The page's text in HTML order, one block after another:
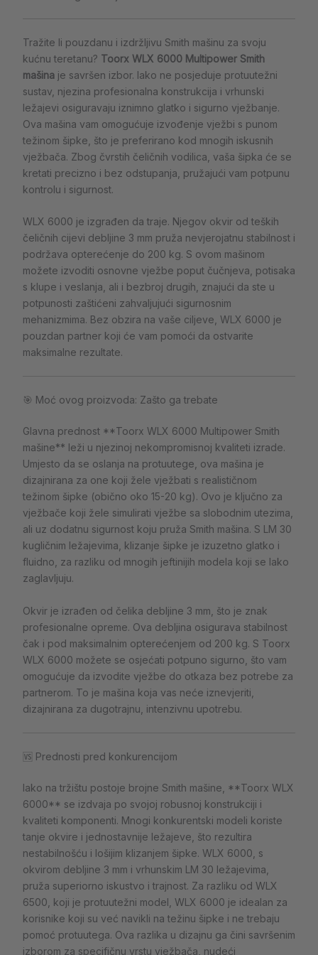
Tražite li pouzdanu i izdržljivu Smith mašinu za svoju
kućnu teretanu? Toorx WLX 6000 Multipower Smith
mašina je savršen izbor. Iako ne posjeduje protuutežni
sustav, njezina profesionalna konstrukcija i vrhunski
ležajevi osiguravaju iznimno glatko i sigurno vježbanje.
Ova mašina vam omogućuje izvođenje vježbi s punom
težinom šipke, što je preferirano kod mnogih iskusnih
vježbača. Zbog čvrstih čeličnih vodilica, vaša šipka će se
kretati precizno i bez odstupanja, pružajući vam potpunu
kontrolu i sigurnost.
WLX 6000 je izgrađen da traje. Njegov okvir od teških
čeličnih cijevi debljine 3 mm pruža nevjerojatnu stabilnost i
podržava opterećenje do 200 kg. S ovom mašinom
možete izvoditi osnovne vježbe poput čučnjeva, potisaka
s klupe i veslanja, ali i bezbroj drugih, znajući da ste u
potpunosti zaštićeni zahvaljujući sigurnosnim
mehanizmima. Bez obzira na vaše ciljeve, WLX 6000 je
pouzdan partner koji će vam pomoći da ostvarite
maksimalne rezultate.
🎯 Moć ovog proizvoda: Zašto ga trebate
Glavna prednost **Toorx WLX 6000 Multipower Smith
mašine** leži u njezinoj nekompromisnoj kvaliteti izrade.
Umjesto da se oslanja na protuutege, ova mašina je
dizajnirana za one koji žele vježbati s realističnom
težinom šipke (obično oko 15-20 kg). Ovo je ključno za
vježbače koji žele simulirati vježbe sa slobodnim utezima,
ali uz dodatnu sigurnost koju pruža Smith mašina. S LM 30
kugličnim ležajevima, klizanje šipke je izuzetno glatko i
fluidno, za razliku od mnogih jeftinijih modela koji se lako
zaglavljuju.
Okvir je izrađen od čelika debljine 3 mm, što je znak
profesionalne opreme. Ova debljina osigurava stabilnost
čak i pod maksimalnim opterećenjem od 200 kg. S Toorx
WLX 6000 možete se osjećati potpuno sigurno, što vam
omogućuje da izvodite vježbe do otkaza bez potrebe za
partnerom. To je mašina koja vas neće iznevjeriti,
dizajnirana za dugotrajnu, intenzivnu upotrebu.
🆚 Prednosti pred konkurencijom
Iako na tržištu postoje brojne Smith mašine, **Toorx WLX
6000** se izdvaja po svojoj robusnoj konstrukciji i
kvaliteti komponenti. Mnogi konkurentski modeli koriste
tanje okvire i jednostavnije ležajeve, što rezultira
nestabilnošću i lošijim klizanjem šipke. WLX 6000, s
okvirom debljine 3 mm i vrhunskim LM 30 ležajevima,
pruža superiorno iskustvo i trajnost. Za razliku od WLX
6500, koji je protuutežni model, WLX 6000 je idealan za
korisnike koji su već navikli na težinu šipke i ne trebaju
pomoć protuutega. Ova razlika u dizajnu ga čini savršenim
izborom za specifičnu vrstu vježbača, nudeći